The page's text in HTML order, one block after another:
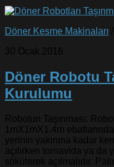
Döner Kesme Makinaları /
30 Ocak 2016
Döner Robotu
Kurulumu
Robotun Taşınması:
1mX1mX1.4m
yerinin yakınına kadar
açılırken tornavida ya da
sökülerek açılmalıdır.